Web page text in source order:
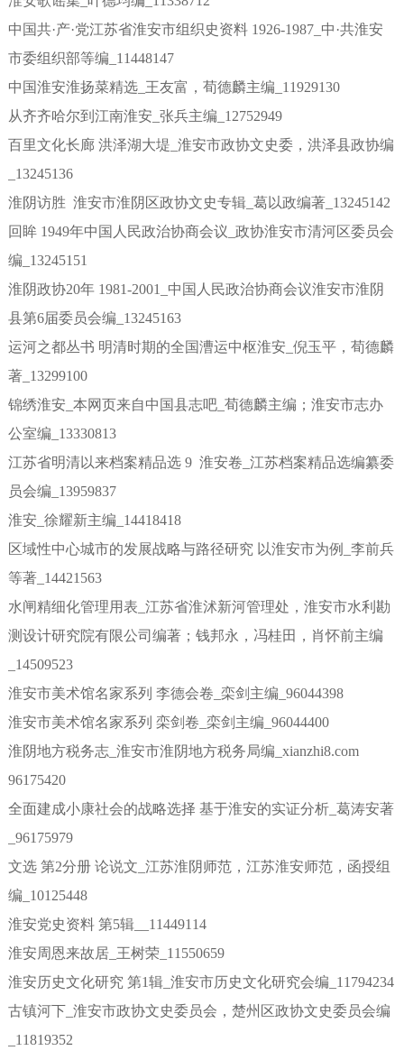
中国共·产·党江苏省淮安市组织史资料 1926-1987_中·共淮安
市委组织部等编_11448147
中国淮安淮扬菜精选_王友富，荀德麟主编_11929130
从齐齐哈尔到江南淮安_张兵主编_12752949
百里文化长廊 洪泽湖大堤_淮安市政协文史委，洪泽县政协编
_13245136
淮阴访胜 淮安市淮阴区政协文史专辑_葛以政编著_13245142
回眸 1949年中国人民政治协商会议_政协淮安市清河区委员会
编_13245151
淮阴政协20年 1981-2001_中国人民政治协商会议淮安市淮阴
县第6届委员会编_13245163
运河之都丛书 明清时期的全国漕运中枢淮安_倪玉平，荀德麟
著_13299100
锦绣淮安_本网页来自中国县志吧_荀德麟主编；淮安市志办
公室编_13330813
江苏省明清以来档案精品选 9 淮安卷_江苏档案精品选编纂委
员会编_13959837
淮安_徐耀新主编_14418418
区域性中心城市的发展战略与路径研究 以淮安市为例_李前兵
等著_14421563
水闸精细化管理用表_江苏省淮沭新河管理处，淮安市水利勘
测设计研究院有限公司编著；钱邦永，冯桂田，肖怀前主编
_14509523
淮安市美术馆名家系列 李德会卷_栾剑主编_96044398
淮安市美术馆名家系列 栾剑卷_栾剑主编_96044400
淮阴地方税务志_淮安市淮阴地方税务局编_xianzhi8.com
96175420
全面建成小康社会的战略选择 基于淮安的实证分析_葛涛安著
_96175979
文选 第2分册 论说文_江苏淮阴师范，江苏淮安师范，函授组
编_10125448
淮安党史资料 第5辑__11449114
淮安周恩来故居_王树荣_11550659
淮安历史文化研究 第1辑_淮安市历史文化研究会编_11794234
古镇河下_淮安市政协文史委员会，楚州区政协文史委员会编
_11819352